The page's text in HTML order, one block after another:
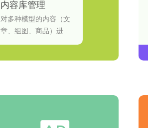
内容库管理
对多种模型的内容（文
章、组图、商品）进行
快速筛选